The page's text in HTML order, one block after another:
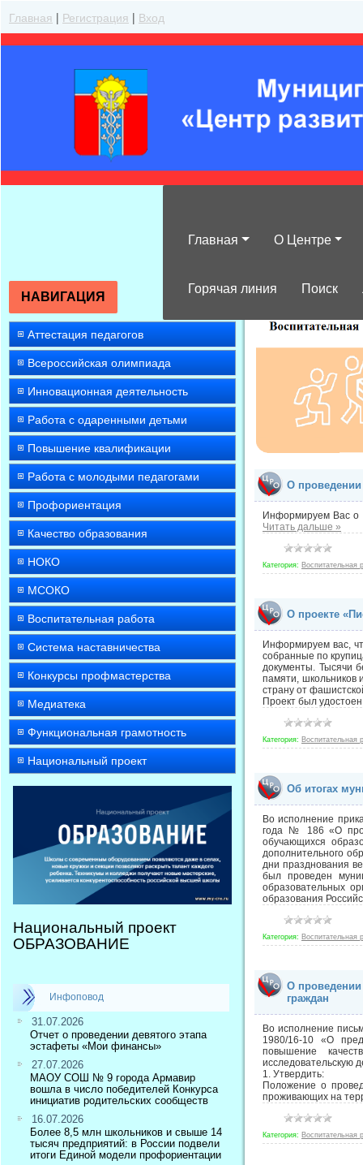
Главная | Регистрация | Вход
Главная О Центре
Горячая линия Поиск
НАВИГАЦИЯ
Аттестация педагогов
Всероссийская олимпиада
Инновационная деятельность
Работа с одаренными детьми
Повышение квалификации
Работа с молодыми педагогами
Профориентация
Качество образования
НОКО
МСОКО
Воспитательная работа
Система наставничества
Конкурсы профмастерства
Медиатека
Функциональная грамотность
Национальный проект
Национальный проект
ОБРАЗОВАНИЕ
Инфоповод
31.07.2026
Отчет о проведении девятого этапа
эстафеты «Мои финансы»
27.07.2026
МАОУ СОШ № 9 города Армавир
вошла в число победителей Конкурса
инициатив родительских сообществ
16.07.2026
Более 8,5 млн школьников и свыше 14
тысяч предприятий: в России подвели
итоги Единой модели профориентации
О проведении
Информируем Вас о
Читать дальше »
Категория: Воспитательная
О проекте
Информируем вас,
собранные по
документы. Тысячи
памяти, школьников
страну от
Проект был
Категория: Воспитательная
Об итогах
Во исполнение
года № 186 «О
обучающихся
дополнительного
дни празднования
был проведен
образовательных
образования
Категория: Воспитательная
О проведении
граждан
Во исполнение
1980/16-10 «О
повышение
исследовательскую
1. Утвердить:
Положение о
проживающих на
Категория: Воспитательная